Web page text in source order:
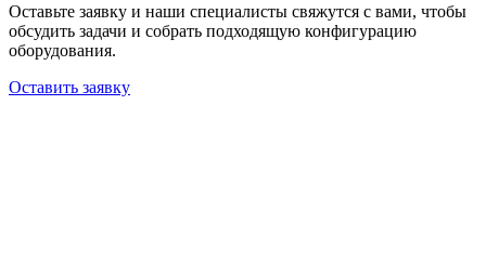
Оставьте заявку и наши специалисты свяжутся с вами, чтобы
обсудить задачи и собрать подходящую конфигурацию
оборудования.
Оставить заявку